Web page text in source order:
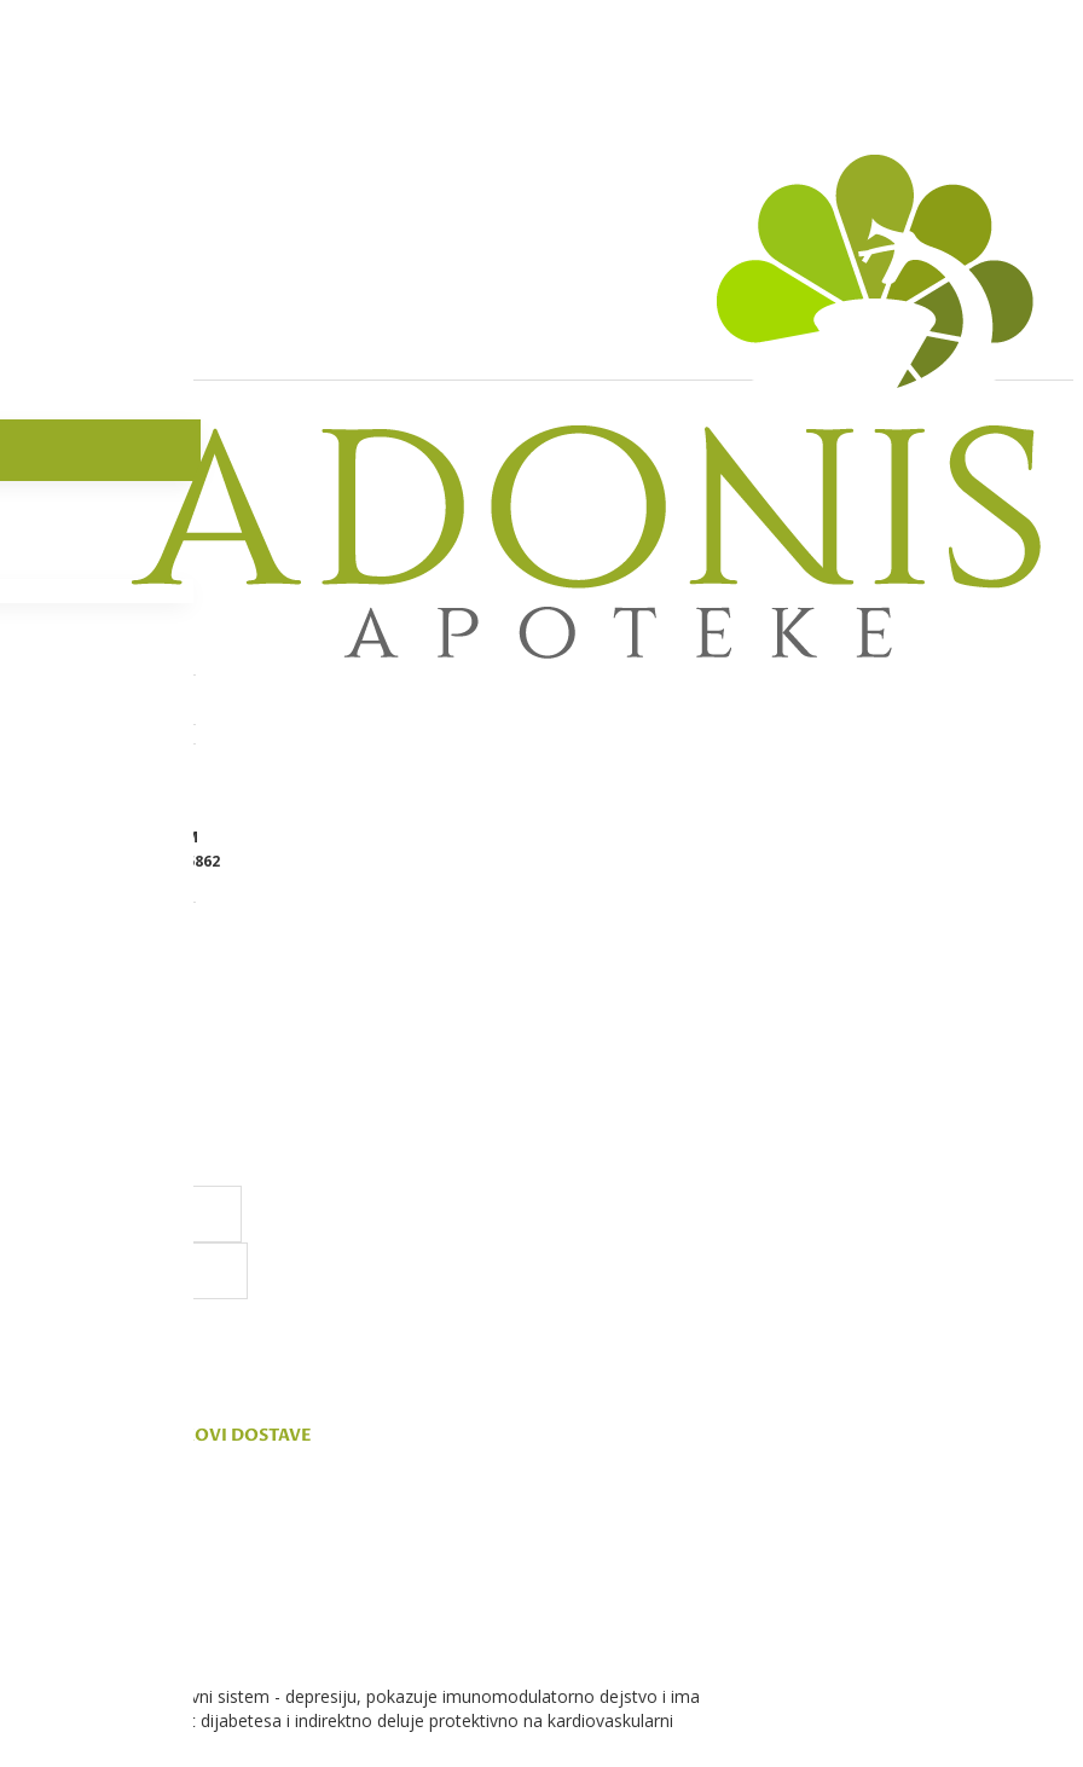
M&V FARM
305862
ne možemo da
su deo naše ponude,
TROŠKOVI DOSTAVE
skeletni sistem, nervni sistem - depresiju, pokazuje imunomodulatorno dejstvo i ima
smanjuje učestalost dijabetesa i indirektno deluje protektivno na kardiovaskularni